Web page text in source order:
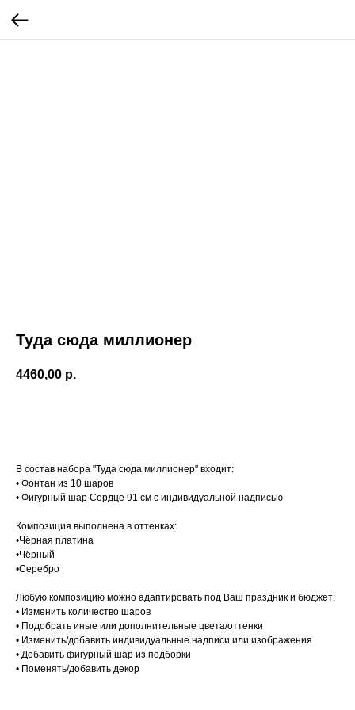
Туда сюда миллионер
4460,00 р.
В состав набора "Туда сюда миллионер" входит:
• Фонтан из 10 шаров
• Фигурный шар Сердце 91 см с индивидуальной надписью
Композиция выполнена в оттенках:
•Чёрная платина
•Чёрный
•Серебро
Любую композицию можно адаптировать под Ваш праздник и бюджет:
• Изменить количество шаров
• Подобрать иные или дополнительные цвета/оттенки
• Изменить/добавить индивидуальные надписи или изображения
• Добавить фигурный шар из подборки
• Поменять/добавить декор